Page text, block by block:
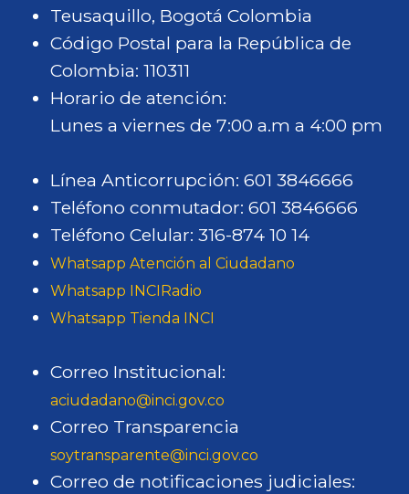
Teusaquillo, Bogotá Colombia
Código Postal para la República de
Colombia: 110311
Horario de atención:
Lunes a viernes de 7:00 a.m a 4:00 pm
Línea Anticorrupción: 601 3846666
Teléfono conmutador: 601 3846666
Teléfono Celular: 316-874 10 14
Whatsapp Atención al Ciudadano
Whatsapp INCIRadio
Whatsapp Tienda INCI
Correo Institucional:
aciudadano@inci.gov.co
Correo Transparencia
soytransparente@inci.gov.co
Correo de notificaciones judiciales: